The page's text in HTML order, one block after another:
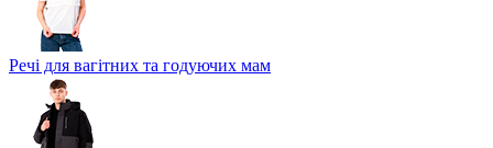
Речі для вагітних та годуючих мам